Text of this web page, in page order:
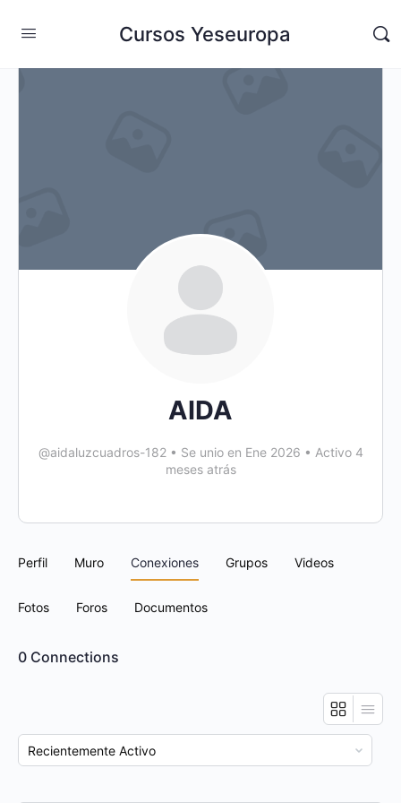
Cursos Yeseuropa
AIDA
@aidaluzcuadros-182 • Se unio en Ene 2026 • Activo 4
meses atrás
Perfil Muro Conexiones Grupos Videos
Fotos Foros Documentos
0 Connections
Mostrar: